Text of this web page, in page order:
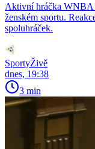
Aktivní hráčka WNBA
ženském sportu.
spoluhráček.
SportyŽivě
dnes, 19:38
3 min